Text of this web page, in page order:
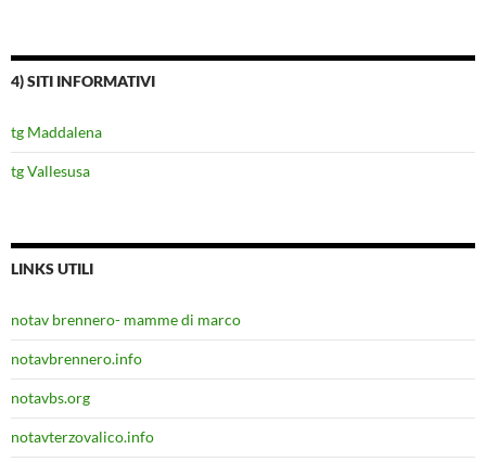
4) SITI INFORMATIVI
tg Maddalena
tg Vallesusa
LINKS UTILI
notav brennero- mamme di marco
notavbrennero.info
notavbs.org
notavterzovalico.info